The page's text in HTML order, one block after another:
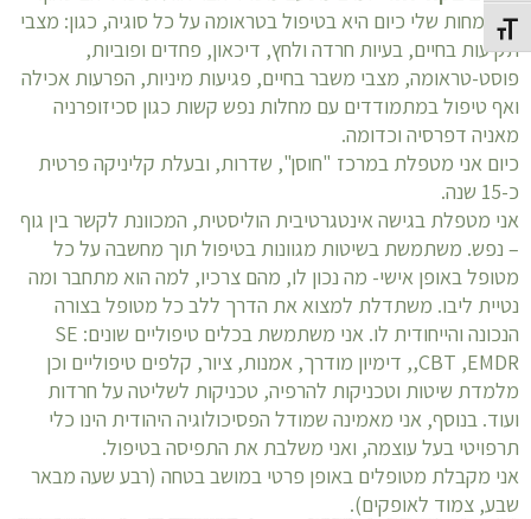
מתג גודל גופן
ההתמחות שלי כיום היא בטיפול בטראומה על כל סוגיה, כגון: מצבי
תקיעות בחיים, בעיות חרדה ולחץ, דיכאון, פחדים ופוביות,
פוסט-טראומה, מצבי משבר בחיים, פגיעות מיניות, הפרעות אכילה
ואף טיפול במתמודדים עם מחלות נפש קשות כגון סכיזופרניה
מאניה דפרסיה וכדומה.
כיום אני מטפלת במרכז "חוסן", שדרות, ובעלת קליניקה פרטית
כ-15 שנה.
אני מטפלת בגישה אינטגרטיבית הוליסטית, המכוונת לקשר בין גוף
– נפש. משתמשת בשיטות מגוונות בטיפול תוך מחשבה על כל
מטופל באופן אישי- מה נכון לו, מהם צרכיו, למה הוא מתחבר ומה
נטיית ליבו. משתדלת למצוא את הדרך ללב כל מטופל בצורה
הנכונה והייחודית לו. אני משתמשת בכלים טיפוליים שונים: SE
,CBT ,EMDR, דימיון מודרך, אמנות, ציור, קלפים טיפוליים וכן
מלמדת שיטות וטכניקות להרפיה, טכניקות לשליטה על חרדות
ועוד. בנוסף, אני מאמינה שמודל הפסיכולוגיה היהודית הינו כלי
תרפויטי בעל עוצמה, ואני משלבת את התפיסה בטיפול.
אני מקבלת מטופלים באופן פרטי במושב בטחה (רבע שעה מבאר
שבע, צמוד לאופקים).